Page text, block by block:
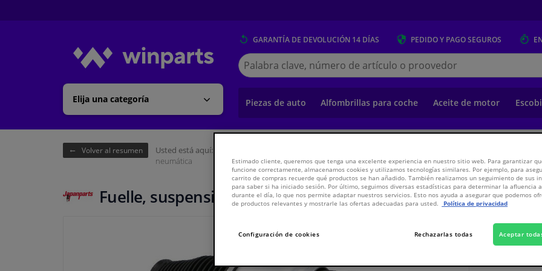
Elija una categoría
GARANTÍA DE DEVOLUCIÓN 14 DÍAS PEDIDO Y PAGOSEGUROS
Buscar
en
Winparts.es
Piezas de auto Alfombrillas para coche Aceite de motor
Volver al resumen Usted está aquí:
neumática
Fuelle, suspensión neumática
253,86€
Estimado cliente, queremos que tenga una excelente experiencia en nuestro sitio web. Para garantizar
funcione correctamente, almacenamos cookies y utilizamos tecnologías similares. Por ejemplo, para
carrito de compras recuerde qué productos se han añadido. También realizamos un seguimiento de sus
para saber si ha iniciado sesión. Por último, seguimos diversas estadísticas para determinar la afluencia
durante el día, lo que nos permite adaptar nuestros servicios. Esto nos ayuda a asegurar que podemos
de productos relevantes y mostrarle las ofertas adecuadas para usted.
Política de privacidad
Configuración de cookies Rechazarlas todas Aceptar